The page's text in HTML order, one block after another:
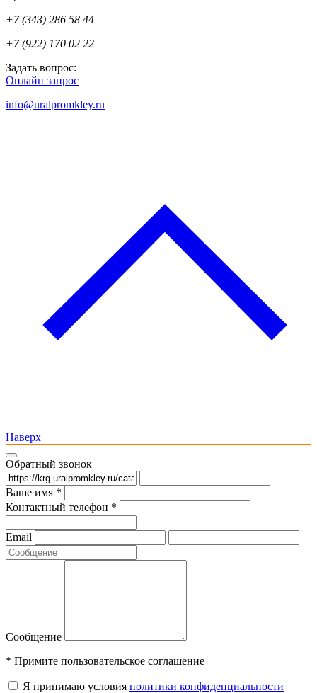
+7 (343) 286 58 44
+7 (922) 170 02 22
Задать вопрос:
Онлайн запрос
info@uralpromkley.ru
Наверх
Обратный звонок
Ваше имя *
Контактный телефон *
Email
Сообщение
* Примите пользовательское соглашение
Я принимаю условия политики конфиденциальности